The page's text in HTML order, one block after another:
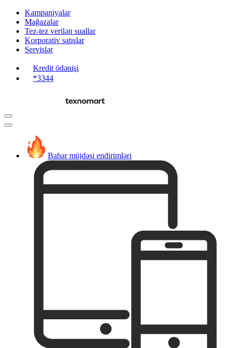
Kampaniyalar
Mağazalar
Tez-tez verilən suallar
Korporativ satışlar
Servislər
Kredit ödənişi
*3344
Bahar müjdəsi endirimləri